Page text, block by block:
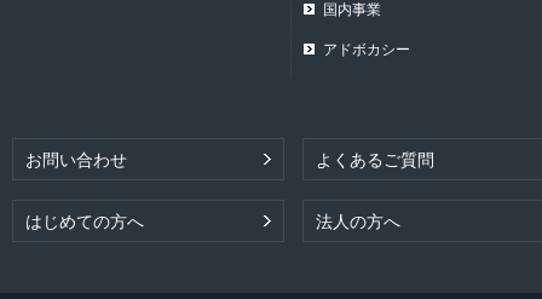
国内事業
アドボカシー
お問い合わせ よくあるご質問
はじめての方へ 法人の方へ